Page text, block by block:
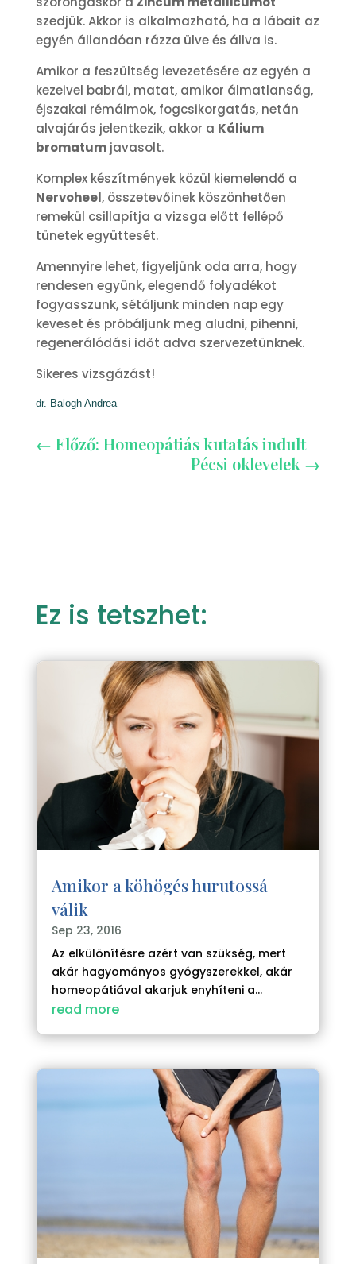
szedjük. Akkor is alkalmazható, ha a lábait az
egyén állandóan rázza ülve és állva is.
Amikor a feszültség levezetésére az egyén a
kezeivel babrál, matat, amikor álmatlanság,
éjszakai rémálmok, fogcsikorgatás, netán
alvajárás jelentkezik, akkor a Kálium
bromatumjavasolt.
Komplex készítmények közül kiemelendő a
Nervoheel, összetevőinek köszönhetően
remekül csillapítja a vizsga előtt fellépő
tünetek együttesét.
Amennyire lehet, figyeljünk oda arra, hogy
rendesen együnk, elegendő folyadékot
fogyasszunk, sétáljunk minden nap egy
keveset és próbáljunk meg aludni, pihenni,
regenerálódási időt adva szervezetünknek.
Sikeres vizsgázást!
dr. Balogh Andrea
← Előző: Homeopátiás kutatás indult
Pécsi oklevelek →
Ez is tetszhet:
Amikor a köhögés hurutossá
válik
Sep 23, 2016
Az elkülönítésre azért van szükség, mert
akár hagyományos gyógyszerekkel, akár
homeopátiával akarjuk enyhíteni a...
read more